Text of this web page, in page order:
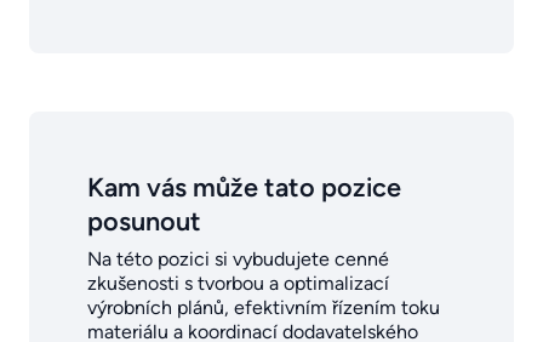
Kam vás může tato pozice
posunout
Na této pozici si vybudujete cenné
zkušenosti s tvorbou a optimalizací
výrobních plánů, efektivním řízením toku
materiálu a koordinací dodavatelského